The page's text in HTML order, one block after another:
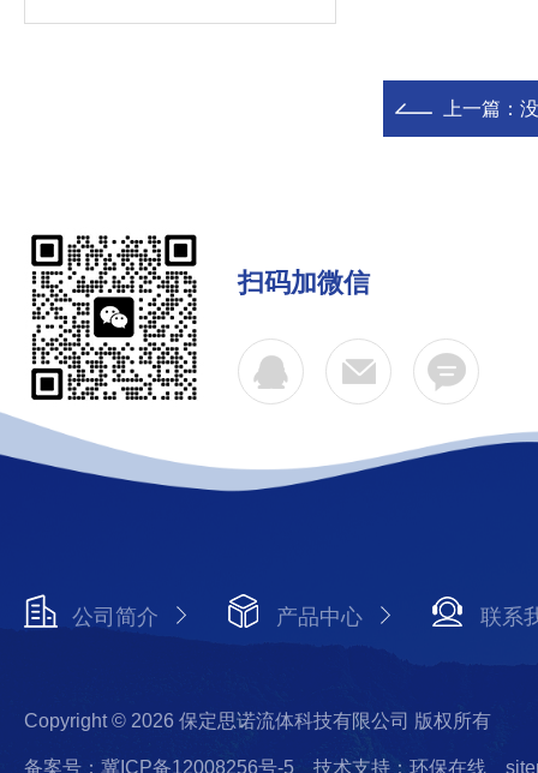
上一篇：
扫码加微信
公司简介 产品中心 联系
Copyright © 2026 保定思诺流体科技有限公司 版权所有
备案号：冀ICP备12008256号-5 技术支持：环保在线